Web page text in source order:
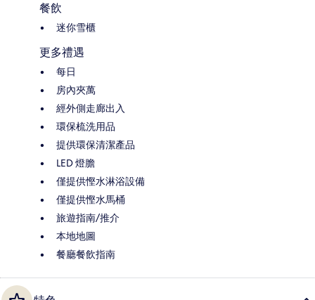
餐飲
迷你雪櫃
更多禮遇
每日
房內夾萬
經外側走廊出入
環保梳洗用品
提供環保清潔產品
LED 燈膽
僅提供慳水淋浴設備
僅提供慳水馬桶
旅遊指南/推介
本地地圖
餐廳餐飲指南